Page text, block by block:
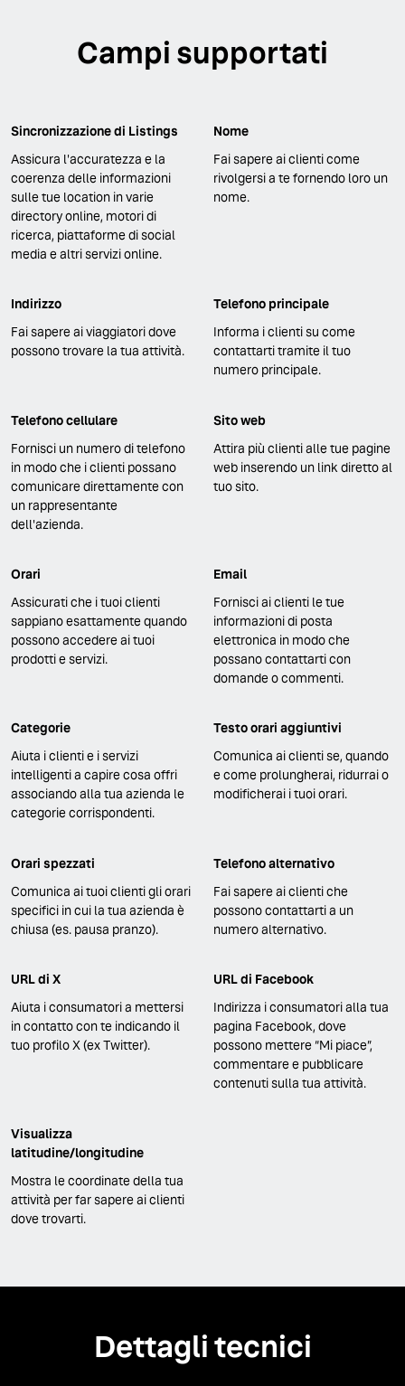
Campi supportati
Sincronizzazione di Listings
Assicura l'accuratezza e la
coerenza delle informazioni
sulle tue location in varie
directory online, motori di
ricerca, piattaforme di social
media e altri servizi online.
Nome
Fai sapere ai clienti come
rivolgersi a te fornendo loro un
nome.
Indirizzo
Fai sapere ai viaggiatori dove
possono trovare la tua attività.
Telefono principale
Informa i clienti su come
contattarti tramite il tuo
numero principale.
Telefono cellulare
Fornisci un numero di telefono
in modo che i clienti possano
comunicare direttamente con
un rappresentante
dell'azienda.
Sito web
Attira più clienti alle tue pagine
web inserendo un link diretto al
tuo sito.
Orari
Assicurati che i tuoi clienti
sappiano esattamente quando
possono accedere ai tuoi
prodotti e servizi.
Email
Fornisci ai clienti le tue
informazioni di posta
elettronica in modo che
possano contattarti con
domande o commenti.
Categorie
Aiuta i clienti e i servizi
intelligenti a capire cosa offri
associando alla tua azienda le
categorie corrispondenti.
Testo orari aggiuntivi
Comunica ai clienti se, quando
e come prolungherai, ridurrai o
modificherai i tuoi orari.
Orari spezzati
Comunica ai tuoi clienti gli orari
specifici in cui la tua azienda è
chiusa (es. pausa pranzo).
Telefono alternativo
Fai sapere ai clienti che
possono contattarti a un
numero alternativo.
URL di X
Aiuta i consumatori a mettersi
in contatto con te indicando il
tuo profilo X (ex Twitter).
URL di Facebook
Indirizza i consumatori alla tua
pagina Facebook, dove
possono mettere “Mi piace”,
commentare e pubblicare
contenuti sulla tua attività.
Visualizza
latitudine/longitudine
Mostra le coordinate della tua
attività per far sapere ai clienti
dove trovarti.
Dettagli tecnici